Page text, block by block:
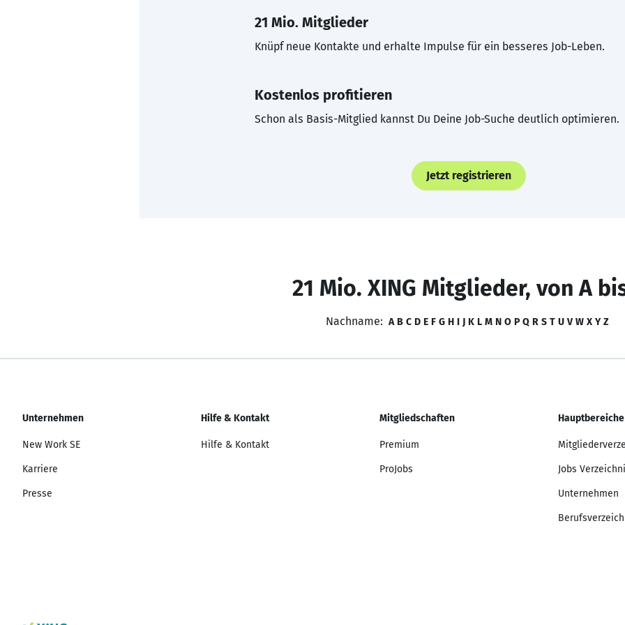
21 Mio. Mitglieder
Knüpf neue Kontakte und erhalte Impulse für ein besseres Job-Leben.
Kostenlos profitieren
Schon als Basis-Mitglied kannst Du Deine Job-Suche deutlich optimieren.
Jetzt registrieren
21 Mio. XING Mitglieder, von A
Nachname: A B C D E F G H I J K L M N O P Q R S T U V W X Y Z
Unternehmen
New Work SE
Karriere
Presse
Hilfe & Kontakt
Hilfe & Kontakt
Mitgliedschaften
Premium
ProJobs
Hauptbereiche
Jobs
Unternehmen